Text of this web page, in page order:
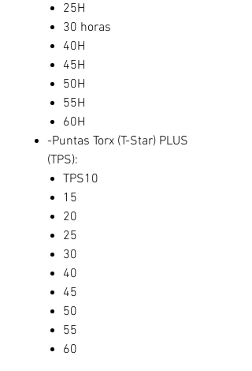
25H
30 horas
40H
45H
50H
55H
60H
-Puntas Torx (T-Star) PLUS
(TPS):
TPS10
15
20
25
30
40
45
50
55
60